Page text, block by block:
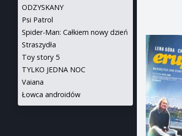
ODZYSKANY
Psi Patrol
Spider-Man: Całkiem nowy dzień
Straszydła
Toy story 5
TYLKO JEDNA NOC
Vaiana
Łowca androidów